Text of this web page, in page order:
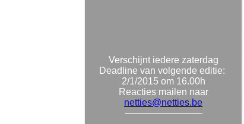
Verschijnt iedere zaterdag
Deadline van volgende editie:
2/1/2015 om 16.00h
Reacties mailen naar
netties@netties.be